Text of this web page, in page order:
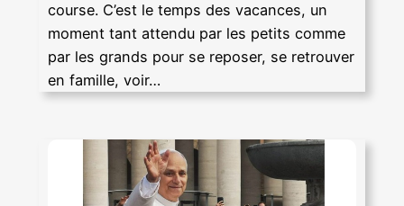
course. C’est le temps des vacances, un
moment tant attendu par les petits comme
par les grands pour se reposer, se retrouver
en famille, voir…